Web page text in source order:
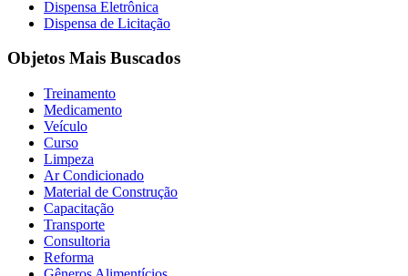
Dispensa Eletrônica
Dispensa de Licitação
Objetos Mais Buscados
Treinamento
Medicamento
Veículo
Curso
Limpeza
Ar Condicionado
Material de Construção
Capacitação
Transporte
Consultoria
Reforma